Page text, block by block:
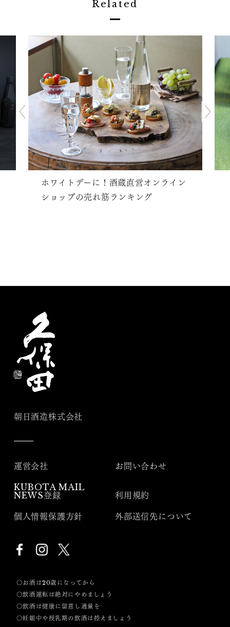
Related
ホワイトデーに！酒蔵直営オンライン
ショップの売れ筋ランキング
朝日酒造株式会社
運営会社 お問い合わせ
KUBOTA MAIL
NEWS登録
利用規約
個人情報保護方針 外部送信先について
〇お酒は20歳になってから
〇飲酒運転は絶対にやめましょう
〇飲酒は健康に留意し適量を
〇妊娠中や授乳期の飲酒は控えましょう